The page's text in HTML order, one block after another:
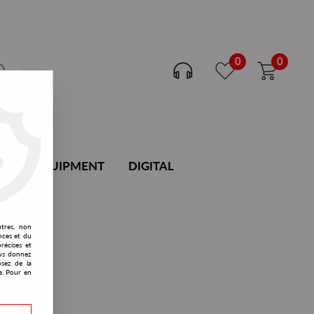
0 0
DJ EQUIPMENT DIGITAL
non
et du
et
donnez
de la
Pour en